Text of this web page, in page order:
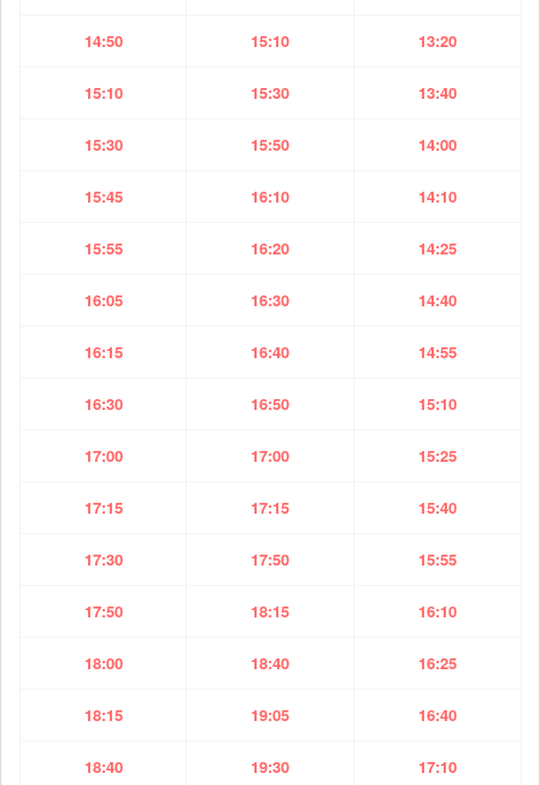
14:50 15:10 13:20
15:10 15:30 13:40
15:30 15:50 14:00
15:45 16:10 14:10
15:55 16:20 14:25
16:05 16:30 14:40
16:15 16:40 14:55
16:30 16:50 15:10
17:00 17:00 15:25
17:15 17:15 15:40
17:30 17:50 15:55
17:50 18:15 16:10
18:00 18:40 16:25
18:15 19:05 16:40
18:40 19:30 17:10